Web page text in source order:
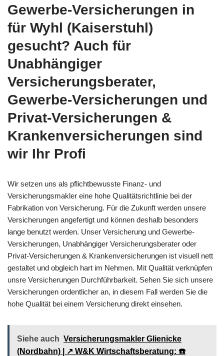
Gewerbe-Versicherungen in
für Wyhl (Kaiserstuhl)
gesucht? Auch für
Unabhängiger
Versicherungsberater,
Gewerbe-Versicherungen und
Privat-Versicherungen &
Krankenversicherungen sind
wir Ihr Profi
Wir setzen uns als pflichtbewusste Finanz- und
Versicherungsmakler eine hohe Qualitätsrichtlinie bei der
Fabrikation von Versicherung. Für die Zukunft werden unsere
Versicherungen angefertigt und können deshalb besonders
lange benutzt werden. Unser Versicherung und Gewerbe-
Versicherungen, Unabhängiger Versicherungsberater oder
Privat-Versicherungen & Krankenversicherungen ist visuell nett
gestaltet und obgleich hart im Nehmen. Mit Qualität verknüpfen
unsre Versicherungen Durchführbarkeit. Sehen Sie sich unsere
Versicherungen ordentlicher an, in diesem Fall werden Sie die
hohe Qualität bei einem Versicherung direkt einsehen.
Siehe auch Versicherungsmakler Glienicke
(Nordbahn) | ↗️ W&K Wirtschaftsberatung: ☎️